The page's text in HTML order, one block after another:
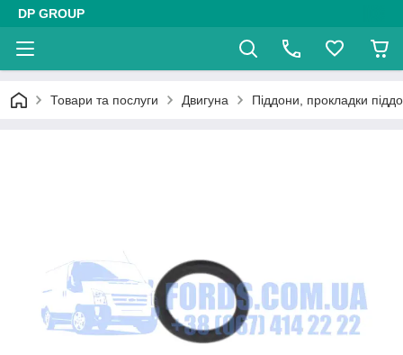
DP GROUP
Товари та послуги Двигуна Піддони, прокладки